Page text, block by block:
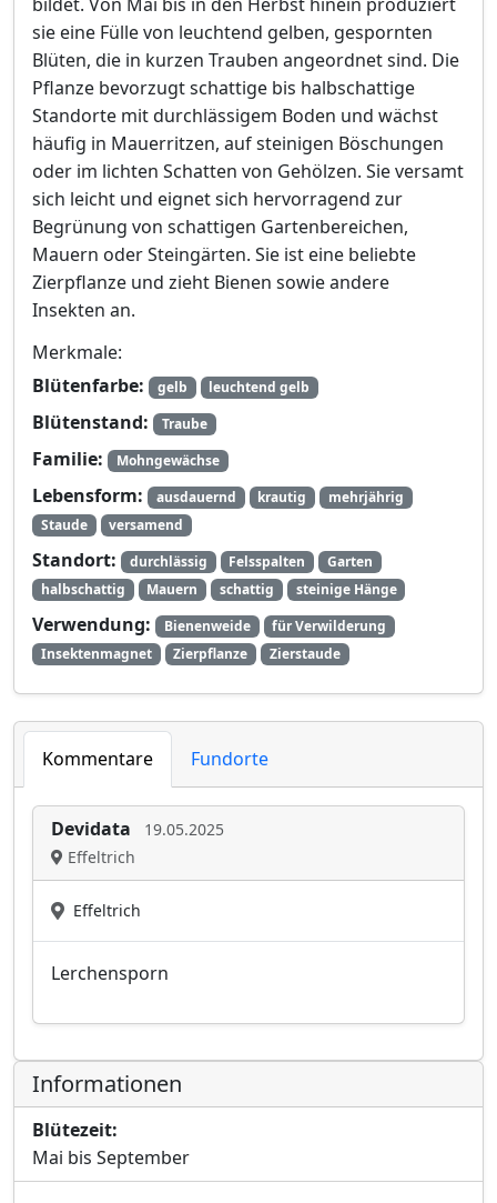
sie eine Fülle von leuchtend gelben, gespornten
Blüten, die in kurzen Trauben angeordnet sind. Die
Pflanze bevorzugt schattige bis halbschattige
Standorte mit durchlässigem Boden und wächst
häufig in Mauerritzen, auf steinigen Böschungen
oder im lichten Schatten von Gehölzen. Sie versamt
sich leicht und eignet sich hervorragend zur
Begrünung von schattigen Gartenbereichen,
Mauern oder Steingärten. Sie ist eine beliebte
Zierpflanze und zieht Bienen sowie andere
Insekten an.
Merkmale:
Blütenfarbe:
gelb leuchtend gelb
Blütenstand: Traube
Familie: Mohngewächse
Lebensform: ausdauernd krautig
mehrjährig
Staude
versamend
Standort: durchlässig Felsspalten
Garten
halbschattig
Mauern schattig steinige Hänge
Verwendung: Bienenweide
für Verwilderung
Insektenmagnet
Zierpflanze Zierstaude
Kommentare Fundorte
Devidata
19.05.2025
Effeltrich
Effeltrich
Lerchensporn
Informationen
Blütezeit:
Mai bis September